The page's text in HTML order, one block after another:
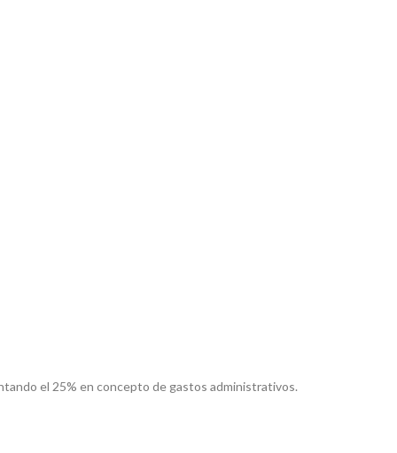
el 25% en concepto de gastos administrativos.